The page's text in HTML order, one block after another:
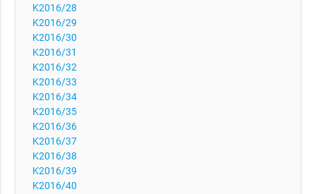
K2016/28
K2016/29
K2016/30
K2016/31
K2016/32
K2016/33
K2016/34
K2016/35
K2016/36
K2016/37
K2016/38
K2016/39
K2016/40